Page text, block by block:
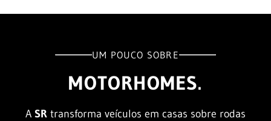
UM POUCO SOBRE
MOTORHOMES.
A SR transforma veículos em casas sobre rodas